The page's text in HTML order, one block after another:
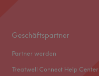
Geschäftspartner
Partner werden
Treatwell Connect Help Center